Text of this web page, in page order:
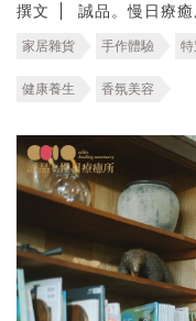
撰文 誠品。慢日療癒
家居雜貨 手作體驗
健康養生 香氛美容